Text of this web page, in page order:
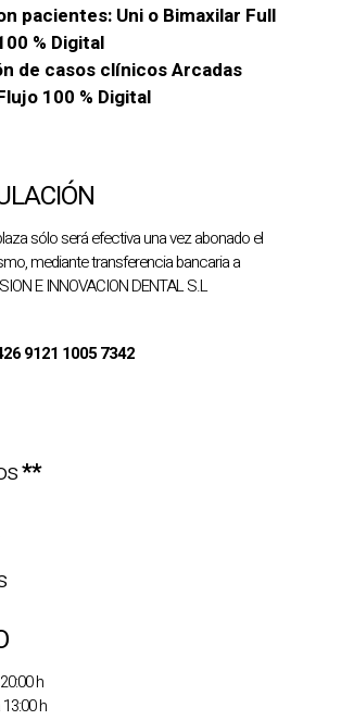
pacientes: Uni o Bimaxilar Full
% Digital
de casos clínicos Arcadas
100 % Digital
sólo será efectiva una vez abonado el
mediante transferencia bancaria a
E INNOVACION DENTAL S.L
9121 1005 7342
**
h
h